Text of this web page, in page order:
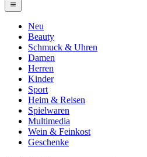
Neu
Beauty
Schmuck & Uhren
Damen
Herren
Kinder
Sport
Heim & Reisen
Spielwaren
Multimedia
Wein & Feinkost
Geschenke